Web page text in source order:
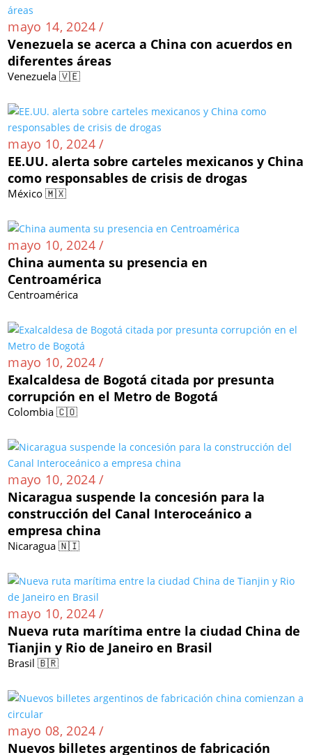
mayo 14, 2024 /
Venezuela se acerca a China con acuerdos en
diferentes áreas
Venezuela 🇻🇪
mayo 10, 2024 /
EE.UU. alerta sobre carteles mexicanos y China
como responsables de crisis de drogas
México 🇲🇽
mayo 10, 2024 /
China aumenta su presencia en
Centroamérica
Centroamérica
mayo 10, 2024 /
Exalcaldesa de Bogotá citada por presunta
corrupción en el Metro de Bogotá
Colombia 🇨🇴
mayo 10, 2024 /
Nicaragua suspende la concesión para la
construcción del Canal Interoceánico a
empresa china
Nicaragua 🇳🇮
mayo 10, 2024 /
Nueva ruta marítima entre la ciudad China de
Tianjin y Rio de Janeiro en Brasil
Brasil 🇧🇷
mayo 08, 2024 /
Nuevos billetes argentinos de fabricación